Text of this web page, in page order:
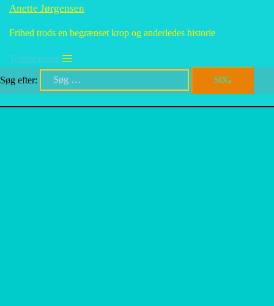
Anette Jørgensen
Frihed trods en begrænset krop og anderledes historie
Toggle menu
Søg efter: